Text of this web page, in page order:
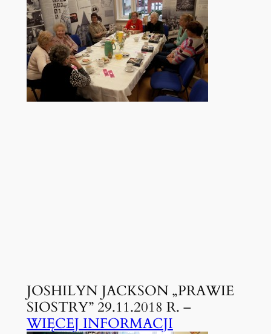
JOSHILYN JACKSON „PRAWIE
SIOSTRY” 29.11.2018 R. –
WIĘCEJ INFORMACJI